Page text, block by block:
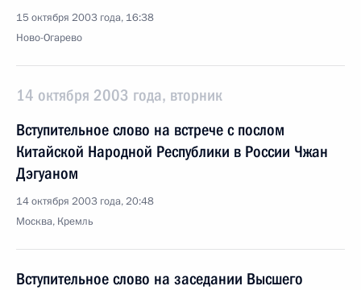
15 октября 2003 года, 16:38
Ново-Огарево
14 октября 2003 года, вторник
Вступительное слово на встрече с послом
Китайской Народной Республики в России Чжан
Дэгуаном
14 октября 2003 года, 20:48
Москва, Кремль
Вступительное слово на заседании Высшего